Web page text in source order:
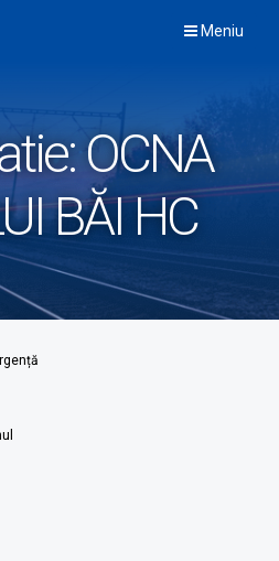
Meniu
OCNA
BĂI HC